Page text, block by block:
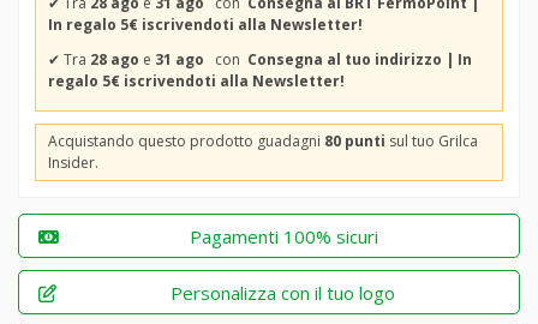
In regalo 5€ iscrivendoti alla Newsletter!
✔ Tra 28 ago e 31 ago con Consegna al tuo indirizzo | In
regalo 5€ iscrivendoti alla Newsletter!
Acquistando questo prodotto guadagni 80 punti sul tuo Grilca
Insider.
Pagamenti 100% sicuri
Personalizza con il tuo logo